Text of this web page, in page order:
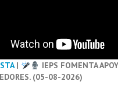
|
IEPS FOMENTA
(05-08-2026)